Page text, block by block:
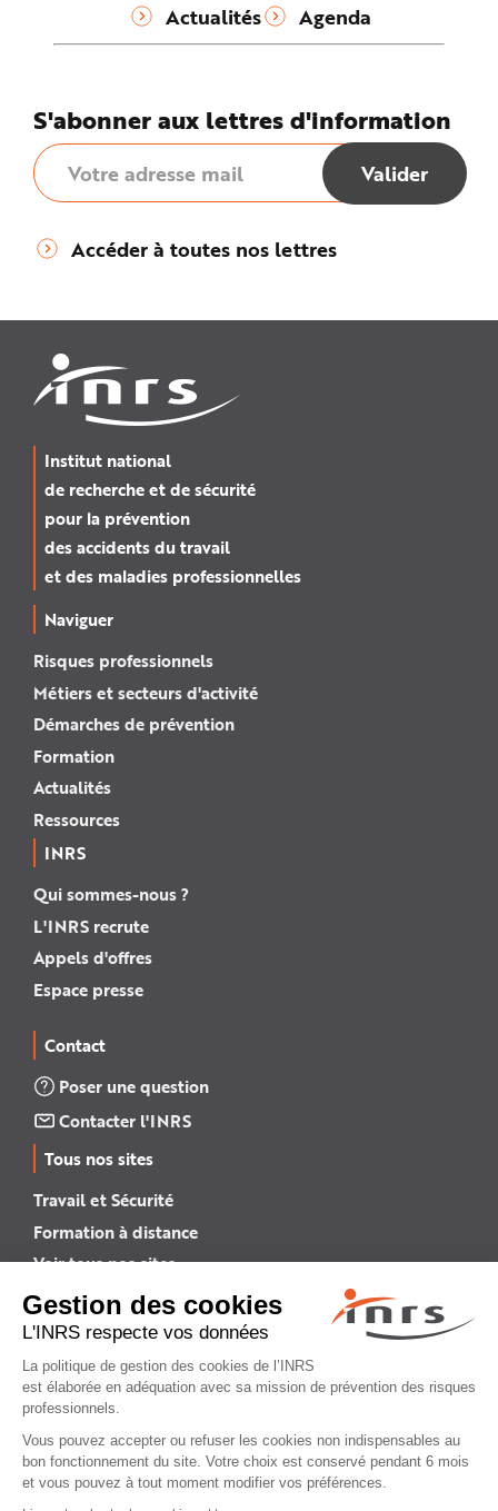
Actualités Agenda
S'abonner aux lettres d'information
Accéder à toutes nos lettres
Institut national
de recherche et de sécurité
pour la prévention
des accidents du travail
et des maladies professionnelles
Naviguer
Risques professionnels
Métiers et secteurs d'activité
Démarches de prévention
Formation
Actualités
Ressources
INRS
Qui sommes-nous ?
L'INRS recrute
Appels d'offres
Espace presse
Contact
Poser une question
Contacter l'INRS
Tous nos sites
Travail et Sécurité
Formation à distance
Voir tous nos sites →
INRS English
INRS (english version)
Plan du site
Mentions légales